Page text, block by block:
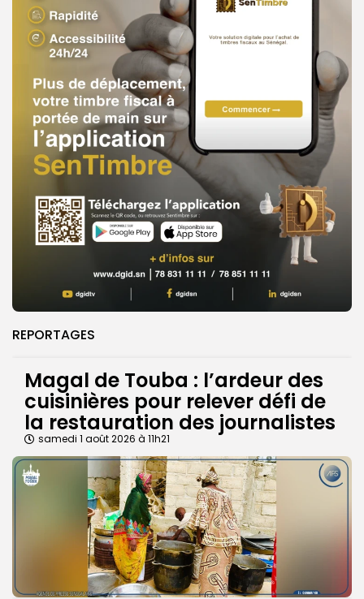
REPORTAGES
Magal de Touba : l’ardeur des
cuisinières pour relever défi de
la restauration des journalistes
samedi 1 août 2026 à 11h21